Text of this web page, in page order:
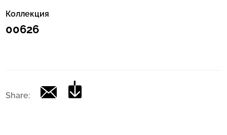
Коллекция
00626
Share: